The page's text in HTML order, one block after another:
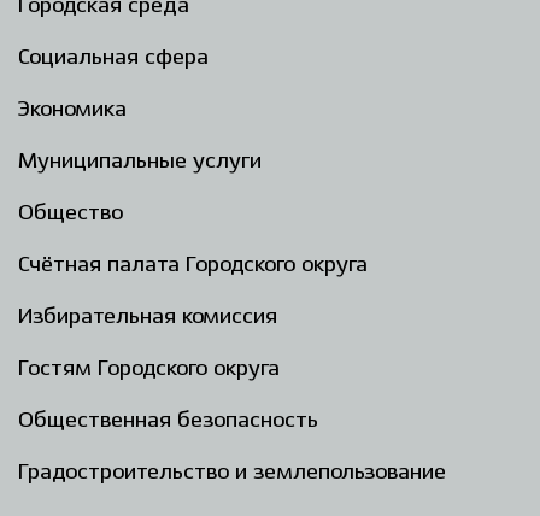
Городская среда
Социальная сфера
Экономика
Муниципальные услуги
Общество
Счётная палата Городского округа
Избирательная комиссия
Гостям Городского округа
Общественная безопасность
Градостроительство и землепользование